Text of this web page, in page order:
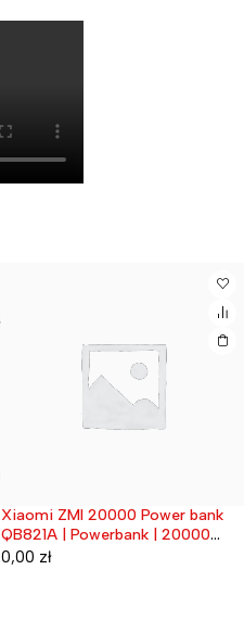
Wyprzedane
Xiaomi ZMI 20000 Power bank
QB821A | Powerbank | 20000
mAh
0,00 zł